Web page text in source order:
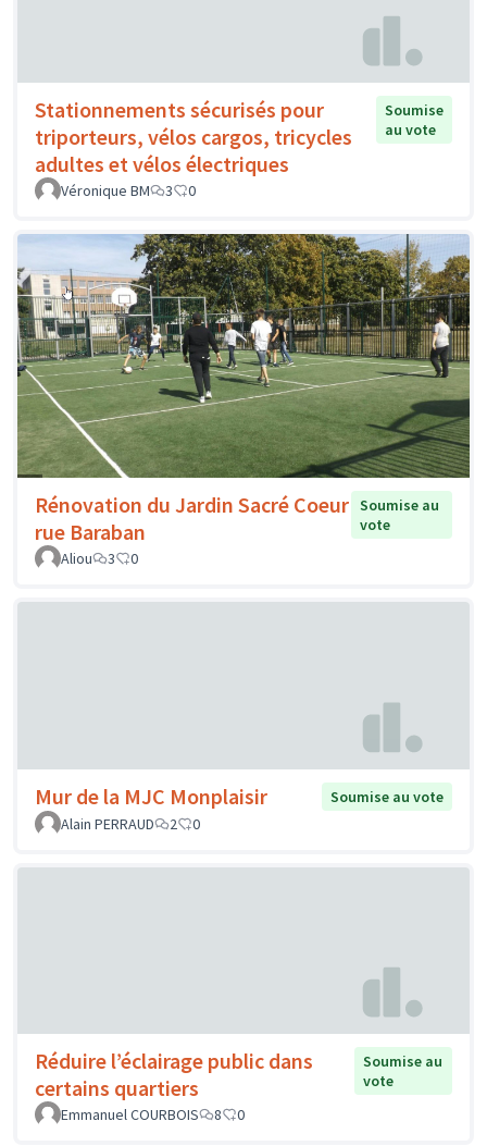
Stationnements sécurisés pour
triporteurs, vélos cargos, tricycles
adultes et vélos électriques
Soumise
au vote
Véronique BM 3 0
Rénovation du Jardin Sacré Coeur
rue Baraban
Soumise au
vote
Aliou
3 0
Mur de la MJC Monplaisir
Soumise au vote
Alain PERRAUD
2 0
Réduire l’éclairage public dans
certains quartiers
Soumise au
vote
Emmanuel COURBOIS
8 0